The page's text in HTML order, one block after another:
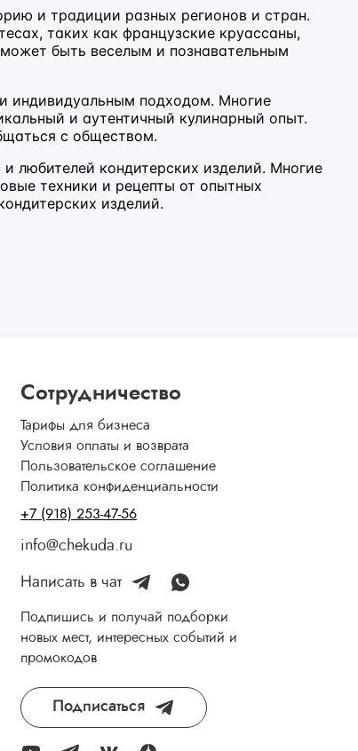
и традиции разных регионов и стран.
таких как французские круассаны,
быть веселым и познавательным
индивидуальным подходом. Многие
и аутентичный кулинарный опыт.
с обществом.
любителей кондитерских изделий. Многие
техники и рецепты от опытных
изделий.
Сотрудничество
Тарифы для бизнеса
Условия оплаты и возврата
Пользовательское соглашение
Политика конфиденциальности
+7 (918) 253-47-56
info@chekuda.ru
Написать в чат
Подпишись и получай подборки
новых мест, интересных событий и
промокодов
Подписаться